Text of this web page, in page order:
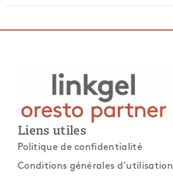
Liens utiles
Politique de confidentialité
Conditions générales d’utilisation